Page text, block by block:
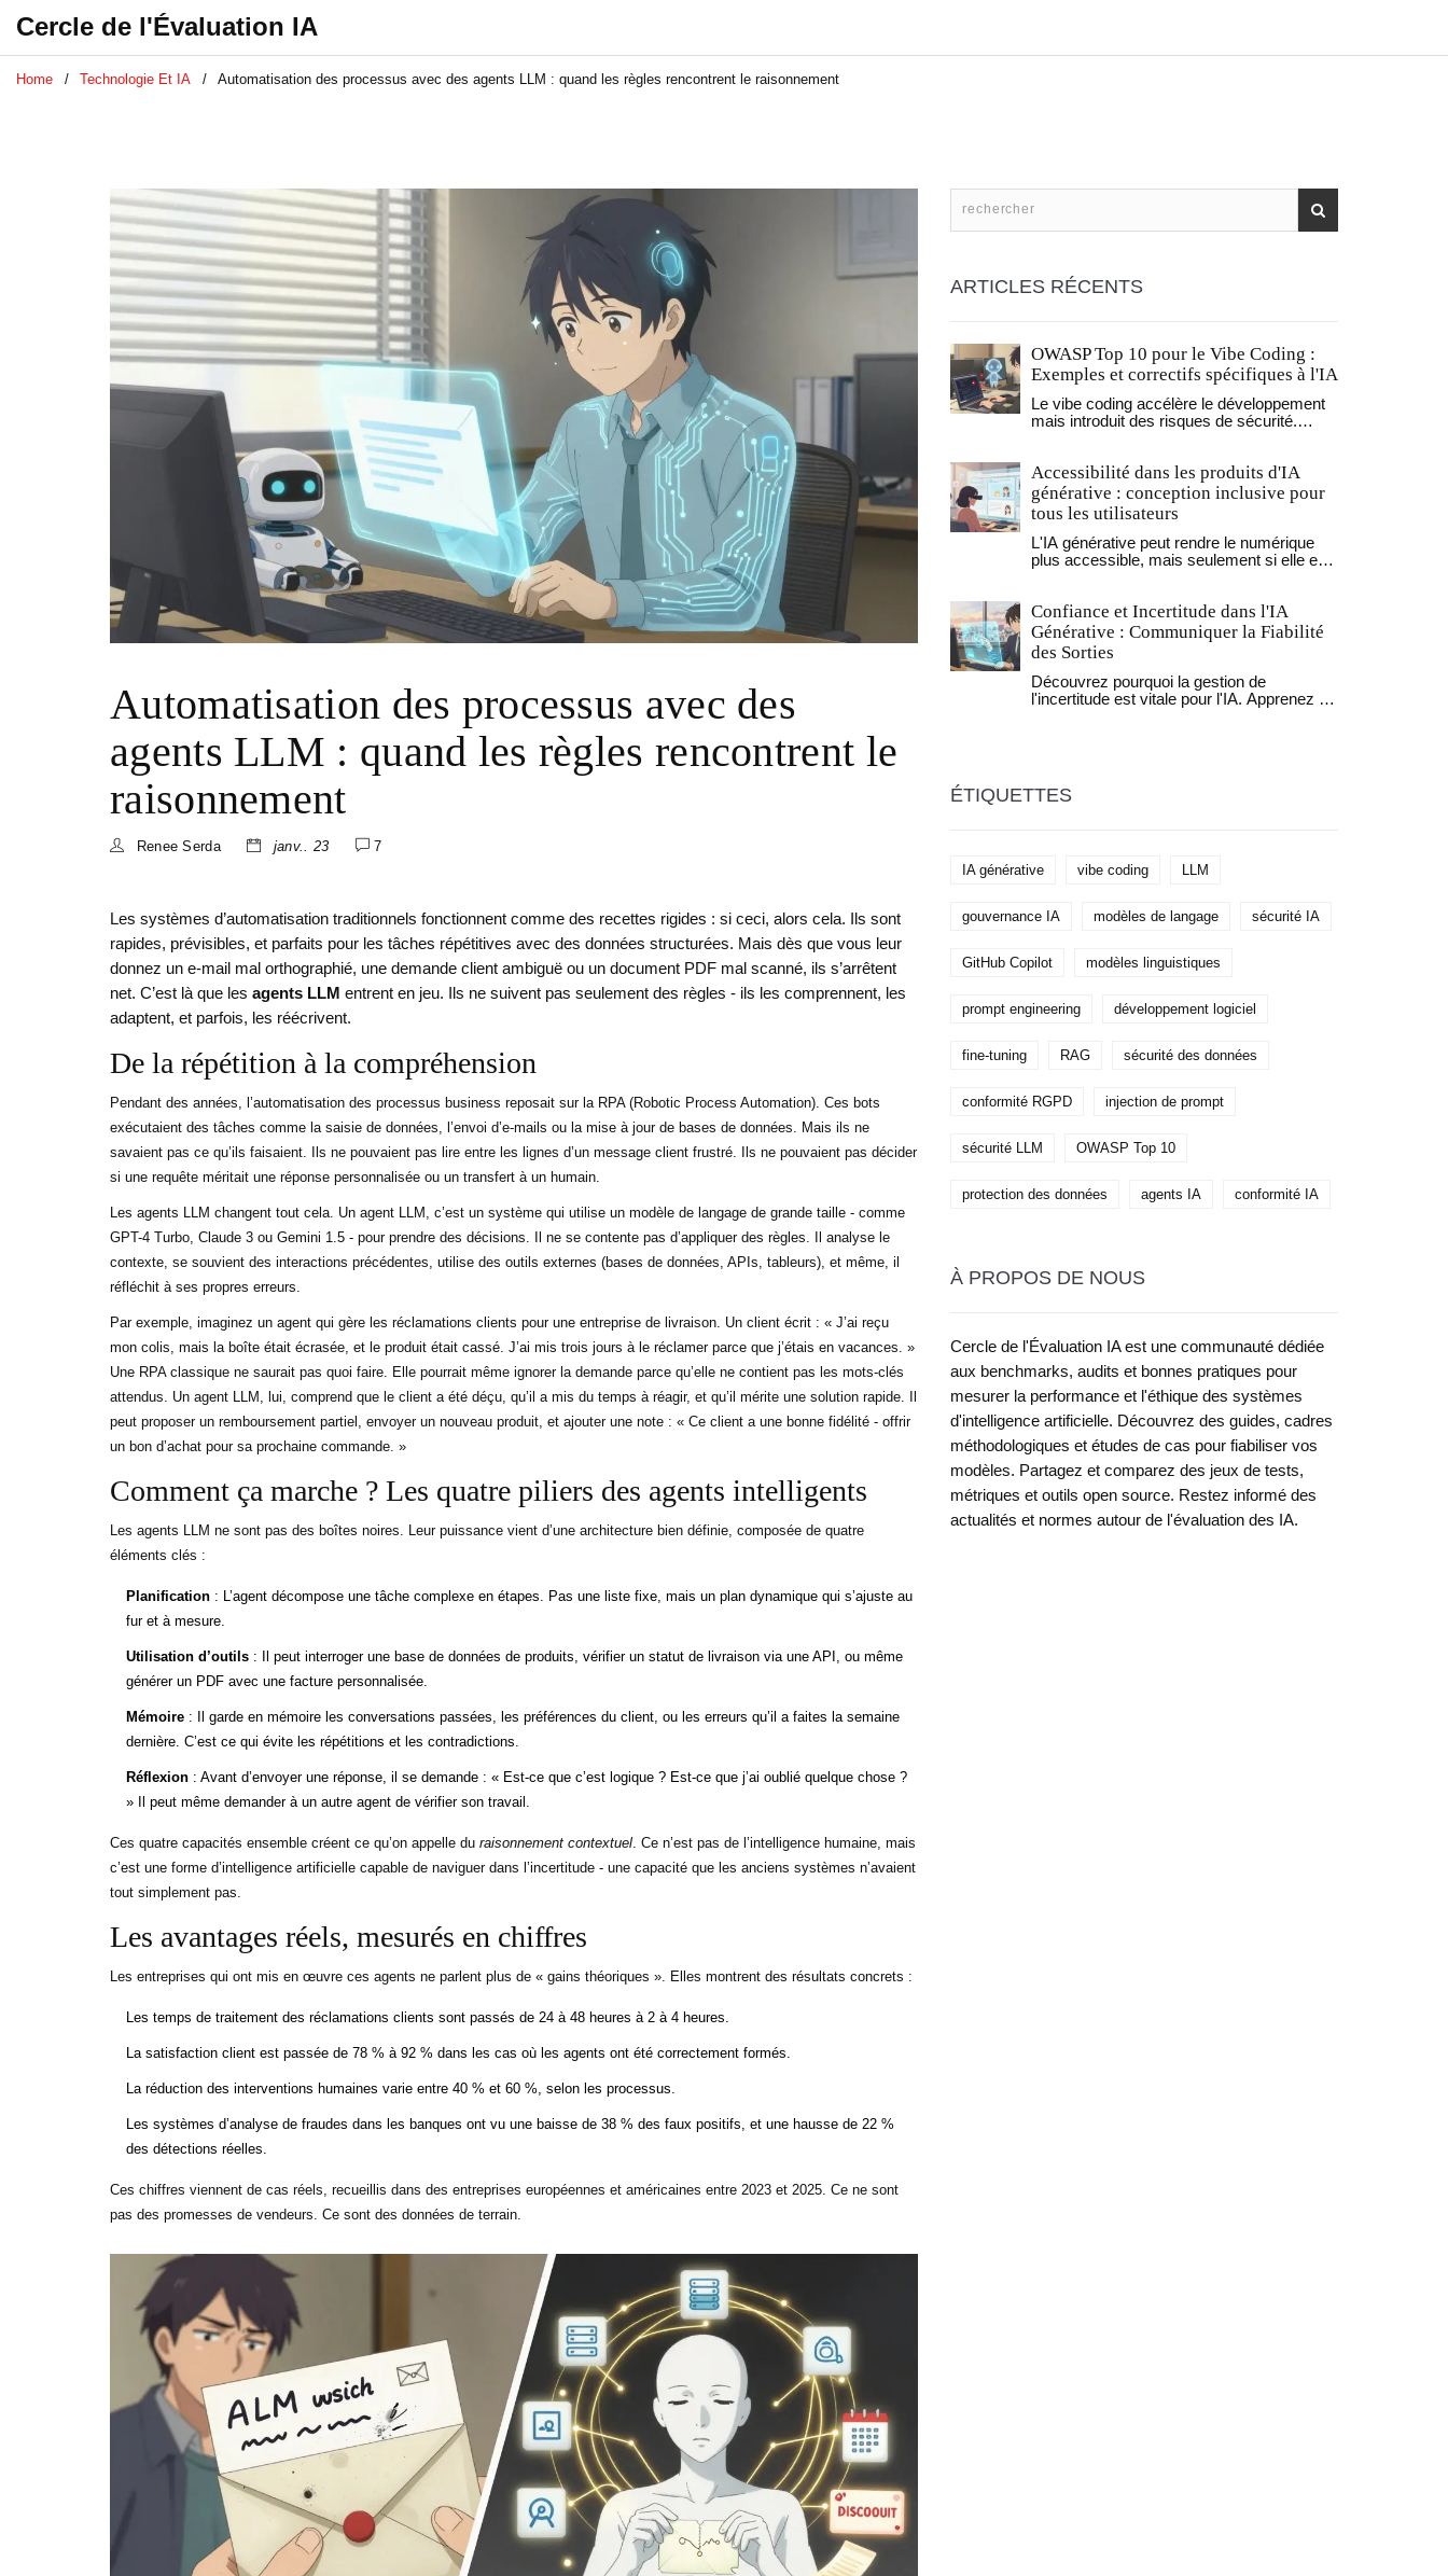
Cercle de l'Évaluation IA
Home Technologie Et IA Automatisation des processus avec des agents LLM : quand les règles rencontrent le raisonnement
Automatisation des processus avec des
agents LLM : quand les règles rencontrent le
raisonnement
Renee Serda janv.. 23 7
Les systèmes d’automatisation traditionnels fonctionnent comme des recettes rigides : si ceci, alors cela. Ils sont
rapides, prévisibles, et parfaits pour les tâches répétitives avec des données structurées. Mais dès que vous leur
donnez un e-mail mal orthographié, une demande client ambiguë ou un document PDF mal scanné, ils s’arrêtent
net. C’est là que les agents LLM entrent en jeu. Ils ne suivent pas seulement des règles - ils les comprennent, les
adaptent, et parfois, les réécrivent.
De la répétition à la compréhension
Pendant des années, l’automatisation des processus business reposait sur la RPA (Robotic Process Automation). Ces bots
exécutaient des tâches comme la saisie de données, l’envoi d’e-mails ou la mise à jour de bases de données. Mais ils ne
savaient pas ce qu’ils faisaient. Ils ne pouvaient pas lire entre les lignes d’un message client frustré. Ils ne pouvaient pas décider
si une requête méritait une réponse personnalisée ou un transfert à un humain.
Les agents LLM changent tout cela. Un agent LLM, c’est un système qui utilise un modèle de langage de grande taille - comme
GPT-4 Turbo, Claude 3 ou Gemini 1.5 - pour prendre des décisions. Il ne se contente pas d’appliquer des règles. Il analyse le
contexte, se souvient des interactions précédentes, utilise des outils externes (bases de données, APIs, tableurs), et même, il
réfléchit à ses propres erreurs.
Par exemple, imaginez un agent qui gère les réclamations clients pour une entreprise de livraison. Un client écrit : « J’ai reçu
mon colis, mais la boîte était écrasée, et le produit était cassé. J’ai mis trois jours à le réclamer parce que j’étais en vacances. »
Une RPA classique ne saurait pas quoi faire. Elle pourrait même ignorer la demande parce qu’elle ne contient pas les mots-clés
attendus. Un agent LLM, lui, comprend que le client a été déçu, qu’il a mis du temps à réagir, et qu’il mérite une solution rapide. Il
peut proposer un remboursement partiel, envoyer un nouveau produit, et ajouter une note : « Ce client a une bonne fidélité - offrir
un bon d’achat pour sa prochaine commande. »
Comment ça marche ? Les quatre piliers des agents intelligents
Les agents LLM ne sont pas des boîtes noires. Leur puissance vient d’une architecture bien définie, composée de quatre
éléments clés :
Planification : L’agent décompose une tâche complexe en étapes. Pas une liste fixe, mais un plan dynamique qui s’ajuste au
fur et à mesure.
Utilisation d’outils : Il peut interroger une base de données de produits, vérifier un statut de livraison via une API, ou même
générer un PDF avec une facture personnalisée.
Mémoire : Il garde en mémoire les conversations passées, les préférences du client, ou les erreurs qu’il a faites la semaine
dernière. C’est ce qui évite les répétitions et les contradictions.
Réflexion : Avant d’envoyer une réponse, il se demande : « Est-ce que c’est logique ? Est-ce que j’ai oublié quelque chose ?
» Il peut même demander à un autre agent de vérifier son travail.
Ces quatre capacités ensemble créent ce qu’on appelle du raisonnement contextuel . Ce n’est pas de l’intelligence humaine, mais
c’est une forme d’intelligence artificielle capable de naviguer dans l’incertitude - une capacité que les anciens systèmes n’avaient
tout simplement pas.
Les avantages réels, mesurés en chiffres
Les entreprises qui ont mis en œuvre ces agents ne parlent plus de « gains théoriques ». Elles montrent des résultats concrets :
Les temps de traitement des réclamations clients sont passés de 24 à 48 heures à 2 à 4 heures.
La satisfaction client est passée de 78 % à 92 % dans les cas où les agents ont été correctement formés.
La réduction des interventions humaines varie entre 40 % et 60 %, selon les processus.
Les systèmes d’analyse de fraudes dans les banques ont vu une baisse de 38 % des faux positifs, et une hausse de 22 %
des détections réelles.
Ces chiffres viennent de cas réels, recueillis dans des entreprises européennes et américaines entre 2023 et 2025. Ce ne sont
pas des promesses de vendeurs. Ce sont des données de terrain.
ARTICLES RÉCENTS
OWASP Top 10 pour le Vibe Coding :
Exemples et correctifs spécifiques à l'IA
Le vibe coding accélère le développement
mais introduit des risques de sécurité.
des exemples concrets et des correctifs
pratiques pour protéger vos applications.
Accessibilité dans les produits d'IA
générative : conception inclusive pour
tous les utilisateurs
L'IA générative peut rendre le numérique
plus accessible, mais seulement si elle est
principes fondamentaux d'une conception
inclusive.
Confiance et Incertitude dans l'IA
Générative : Communiquer la Fiabilité
des Sorties
Découvrez pourquoi la gestion de
l'incertitude est vitale pour l'IA. Apprenez à
ÉTIQUETTES
IA générative vibe coding LLM
gouvernance IA modèles de langage sécurité IA
GitHub Copilot modèles linguistiques
prompt engineering développement logiciel
fine-tuning RAG sécurité des données
conformité RGPD injection de prompt
sécurité LLM OWASP Top 10
protection des données agents IA conformité IA
À PROPOS DE NOUS
Cercle de l'Évaluation IA est une communauté dédiée
aux benchmarks, audits et bonnes pratiques pour
mesurer la performance et l'éthique des systèmes
d'intelligence artificielle. Découvrez des guides, cadres
méthodologiques et études de cas pour fiabiliser vos
modèles. Partagez et comparez des jeux de tests,
métriques et outils open source. Restez informé des
actualités et normes autour de l'évaluation des IA.